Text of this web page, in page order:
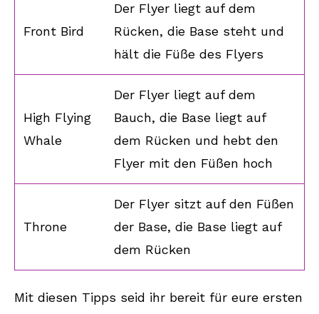
Front Bird
Der Flyer liegt auf dem
Rücken, die Base steht und
hält die Füße des Flyers
High Flying
Whale
Der Flyer liegt auf dem
Bauch, die Base liegt auf
dem Rücken und hebt den
Flyer mit den Füßen hoch
Throne
Der Flyer sitzt auf den Füßen
der Base, die Base liegt auf
dem Rücken
Mit diesen Tipps seid ihr bereit für eure ersten